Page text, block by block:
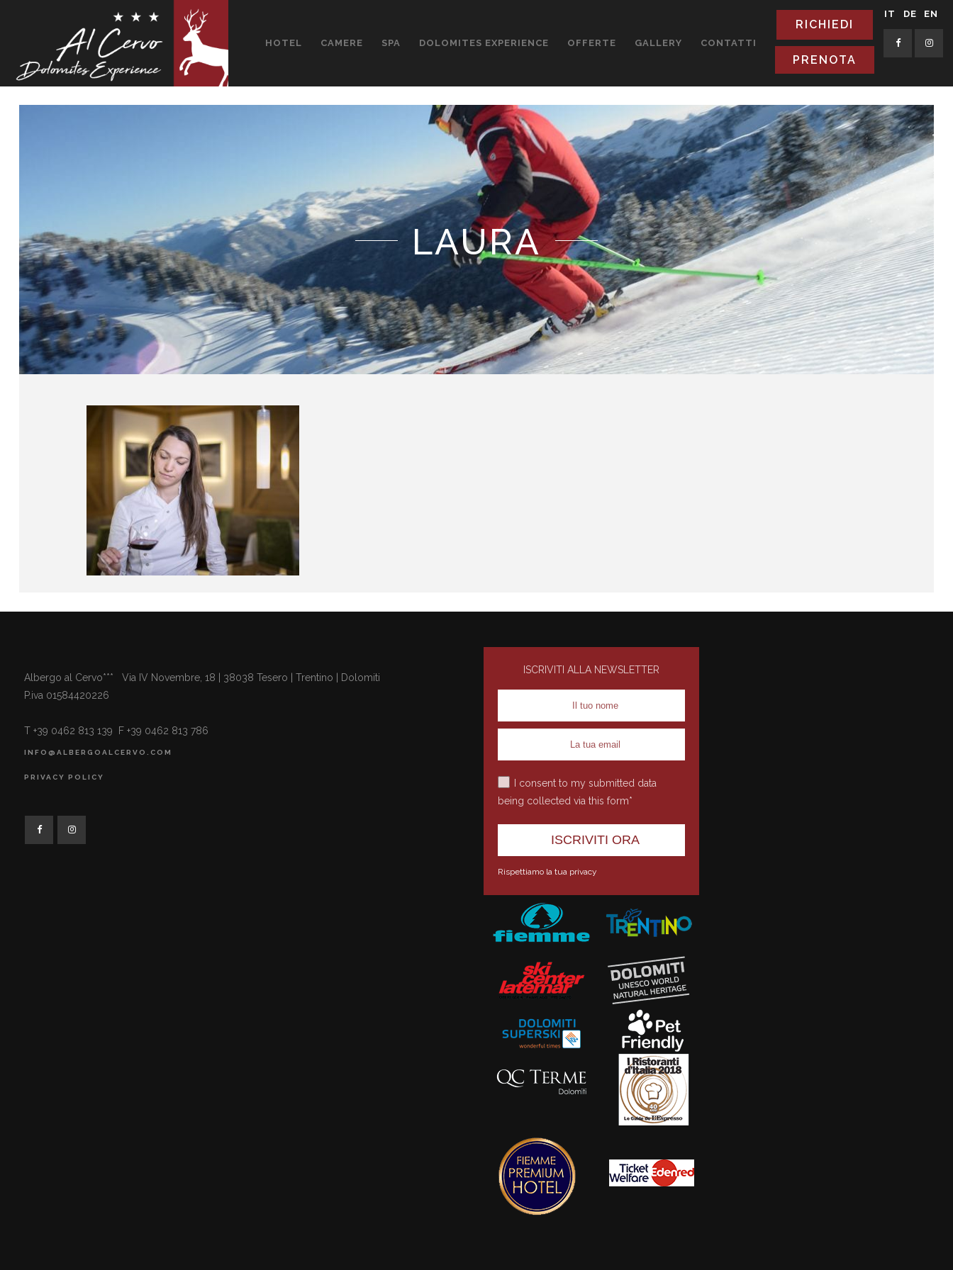
HOTEL CAMERE SPA DOLOMITES EXPERIENCE OFFERTE GALLERY CONTATTI
PRENOTA
RICHIEDI
DE
IT EN
LAURA
Albergo al Cervo*** Via IV Novembre, 18 | 38038 Tesero | Trentino | Dolomiti
P.iva 01584420226
T +39 0462 813 139 F +39 0462 813 786
INFO@ALBERGOALCERVO.COM
PRIVACY POLICY
ISCRIVITI ALLA NEWSLETTER
I consent to my submitted data
being collected via this form*
Rispettiamo la tua privacy